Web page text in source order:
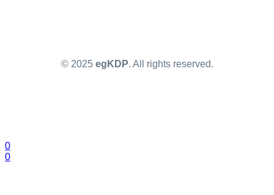
© 2025 egKDP. All rights reserved.
0
0